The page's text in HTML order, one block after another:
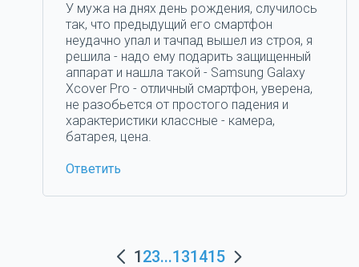
У мужа на днях день рождения, случилось
так, что предыдущий его смартфон
неудачно упал и тачпад вышел из строя, я
решила - надо ему подарить защищенный
аппарат и нашла такой - Samsung Galaxy
Xcover Pro - отличный смартфон, уверена,
не разобьется от простого падения и
характеристики классные - камера,
батарея, цена.
Ответить
123...131415